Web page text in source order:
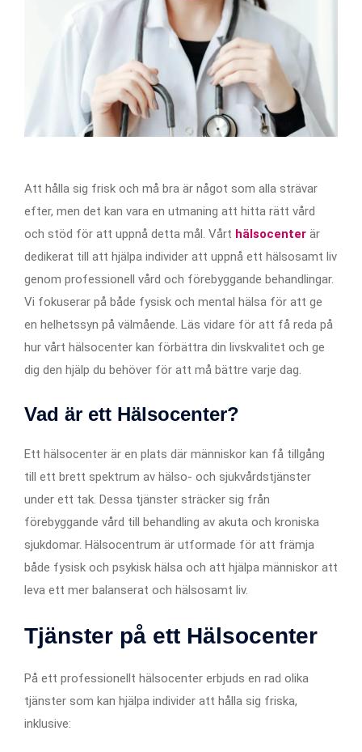
Att hålla sig frisk och må bra är något som alla strävar
efter, men det kan vara en utmaning att hitta rätt vård
och stöd för att uppnå detta mål. Vårt hälsocenter är
dedikerat till att hjälpa individer att uppnå ett hälsosamt liv
genom professionell vård och förebyggande behandlingar.
Vi fokuserar på både fysisk och mental hälsa för att ge
en helhetssyn på välmående. Läs vidare för att få reda på
hur vårt hälsocenter kan förbättra din livskvalitet och ge
dig den hjälp du behöver för att må bättre varje dag.
Vad är ett Hälsocenter?
Ett hälsocenter är en plats där människor kan få tillgång
till ett brett spektrum av hälso- och sjukvårdstjänster
under ett tak. Dessa tjänster sträcker sig från
förebyggande vård till behandling av akuta och kroniska
sjukdomar. Hälsocentrum är utformade för att främja
både fysisk och psykisk hälsa och att hjälpa människor att
leva ett mer balanserat och hälsosamt liv.
Tjänster på ett Hälsocenter
På ett professionellt hälsocenter erbjuds en rad olika
tjänster som kan hjälpa individer att hålla sig friska,
inklusive: